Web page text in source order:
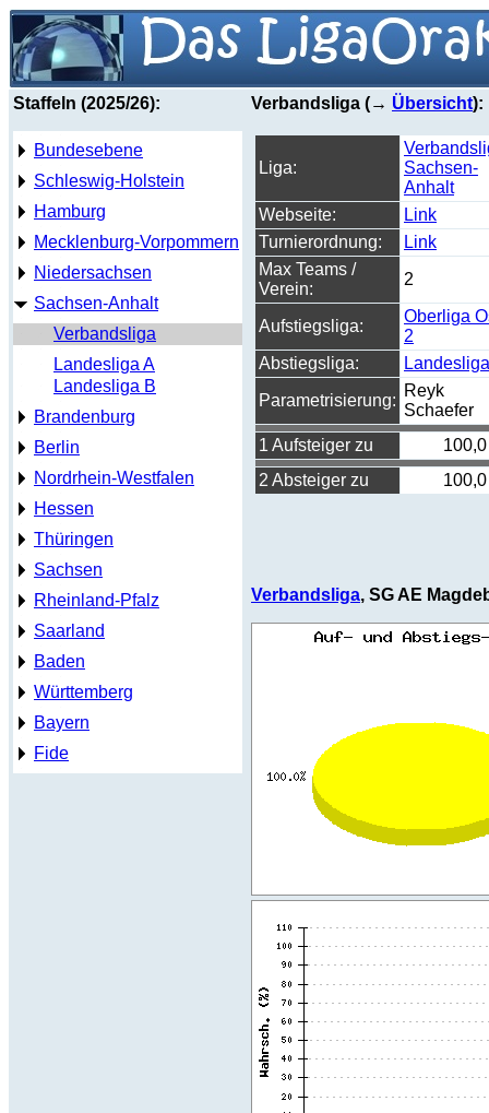
Staffeln (2025/26):
Bundesebene
Schleswig-Holstein
Hamburg
Mecklenburg-Vorpommern
Niedersachsen
Sachsen-Anhalt
Verbandsliga
Landesliga A
Landesliga B
Brandenburg
Berlin
Nordrhein-Westfalen
Hessen
Thüringen
Sachsen
Rheinland-Pfalz
Saarland
Baden
Württemberg
Bayern
Fide
Verbandsliga (→ Übersicht):
Liga:
Sachsen-
Anhalt
Webseite:
Link
Turnierordnung:
Link
Max Teams /
Verein:
2
Aufstiegsliga:
Oberliga
2
Abstiegsliga:
Landesliga
Parametrisierung:
Reyk
Schaefer
1 Aufsteiger zu
2 Absteiger zu
Verbandsliga, SG AE